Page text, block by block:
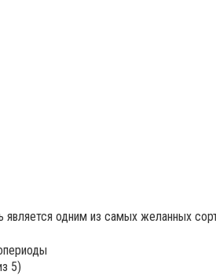
одним из самых желанных
5)